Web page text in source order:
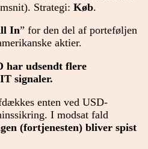
Strategi: Køb.
In” for den del af porteføljen
aktier.
har udsendt flere
signaler.
enten ved USD-
I modsat fald
(fortjenesten) bliver spist